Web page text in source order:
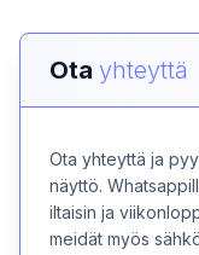
Ota yhteyttä
Ota yhteyttä ja
näyttö.
iltaisin ja
meidät myös